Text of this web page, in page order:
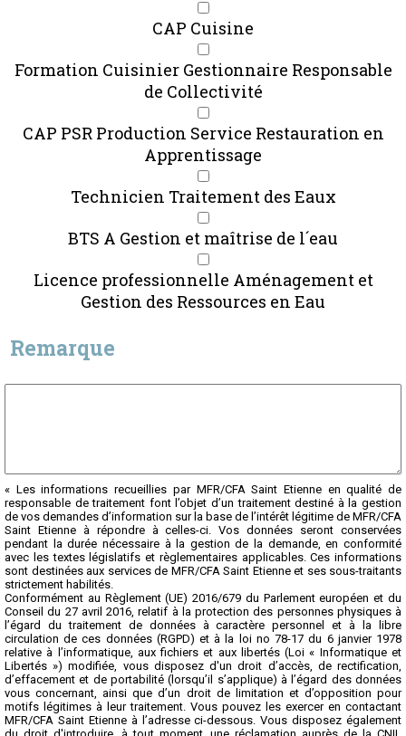
CAP Cuisine
Formation Cuisinier Gestionnaire Responsable
de Collectivité
CAP PSR Production Service Restauration en
Apprentissage
Technicien Traitement des Eaux
BTS A Gestion et maîtrise de l´eau
Licence professionnelle Aménagement et
Gestion des Ressources en Eau
Remarque
« Les informations recueillies par MFR/CFA Saint Etienne en qualité de
responsable de traitement font l’objet d’un traitement destiné à la gestion
de vos demandes d’information sur la base de l’intérêt légitime de MFR/CFA
Saint Etienne à répondre à celles-ci. Vos données seront conservées
pendant la durée nécessaire à la gestion de la demande, en conformité
avec les textes législatifs et règlementaires applicables. Ces informations
sont destinées aux services de MFR/CFA Saint Etienne et ses sous-traitants
strictement habilités.
Conformément au Règlement (UE) 2016/679 du Parlement européen et du
Conseil du 27 avril 2016, relatif à la protection des personnes physiques à
l’égard du traitement de données à caractère personnel et à la libre
circulation de ces données (RGPD) et à la loi no 78-17 du 6 janvier 1978
relative à l’informatique, aux fichiers et aux libertés (Loi « Informatique et
Libertés ») modifiée, vous disposez d'un droit d’accès, de rectification,
d’effacement et de portabilité (lorsqu’il s’applique) à l’égard des données
vous concernant, ainsi que d’un droit de limitation et d’opposition pour
motifs légitimes à leur traitement. Vous pouvez les exercer en contactant
MFR/CFA Saint Etienne à l’adresse ci-dessous. Vous disposez également